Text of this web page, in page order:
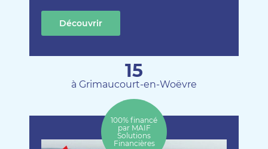
Découvrir
15
à Grimaucourt-en-Woëvre
100% financé
par MAIF
Solutions
Financières